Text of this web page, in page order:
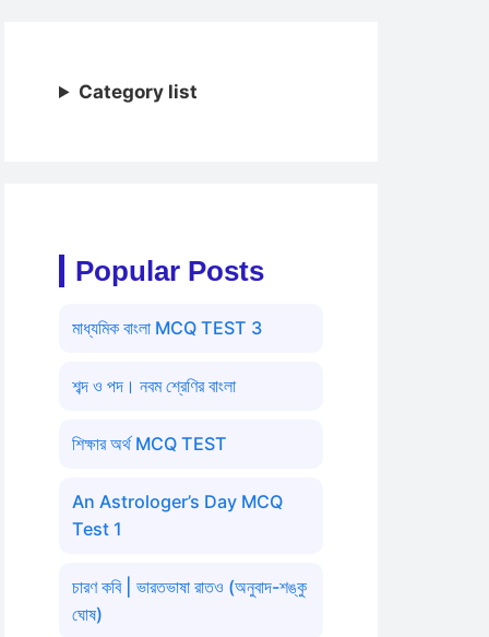
Category list
Popular Posts
মাধ্যমিক বাংলা MCQ TEST 3
শব্দ ও পদ। নবম শ্রেণির বাংলা
শিক্ষার অর্থ MCQ TEST
An Astrologer’s Day MCQ
Test 1
চারণ কবি | ভারতভাষা রাতও (অনুবাদ-শঙ্কু
ঘোষ)